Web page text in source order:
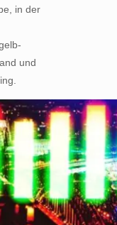
in der
und